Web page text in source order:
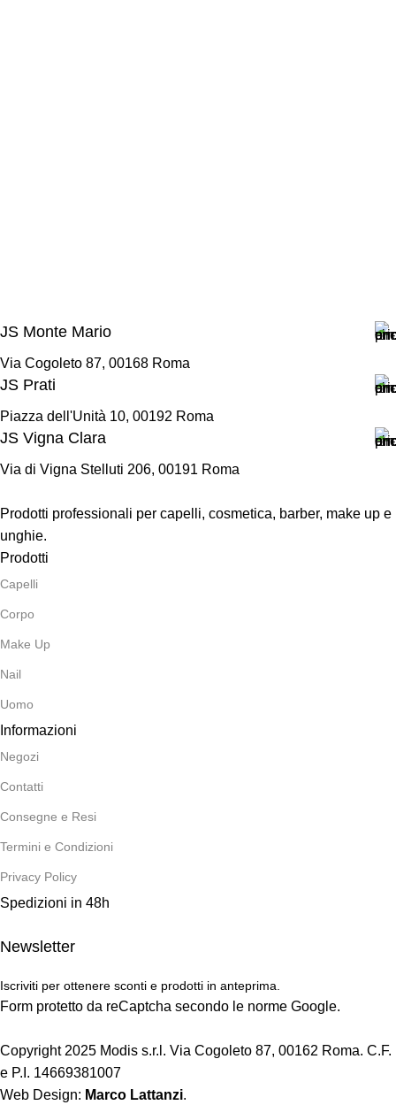
JS Monte Mario
Via Cogoleto 87, 00168 Roma
JS Prati
Piazza dell'Unità 10, 00192 Roma
JS Vigna Clara
Via di Vigna Stelluti 206, 00191 Roma
Prodotti professionali per capelli, cosmetica, barber, make up e
unghie.
Prodotti
Capelli
Corpo
Make Up
Nail
Uomo
Informazioni
Negozi
Contatti
Consegne e Resi
Termini e Condizioni
Privacy Policy
Spedizioni in 48h
Newsletter
Iscriviti per ottenere sconti e prodotti in anteprima.
Form protetto da reCaptcha secondo le norme Google.
Copyright 2025 Modis s.r.l. Via Cogoleto 87, 00162 Roma. C.F.
e P.I. 14669381007
Web Design: Marco Lattanzi.